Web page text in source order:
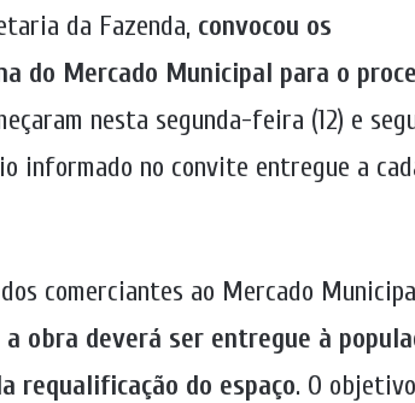
da Fazenda, convocou os
do Mercado Municipal para o
nesta segunda-feira (12) e
informado no convite entregue a
comerciantes ao Mercado
obra deverá ser entregue à
requalificação do espaço. O